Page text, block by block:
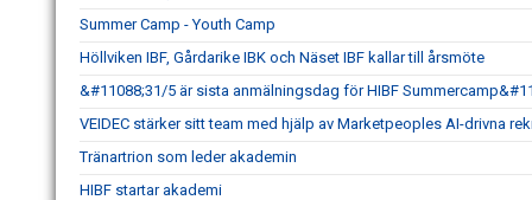
Summer Camp - Youth Camp
Höllviken IBF, Gårdarike IBK och Näset IBF kallar till årsmöte
&#11088;31/5 är sista anmälningsdag för HIBF
VEIDEC stärker sitt team med hjälp av Marketpeoples AI-drivna
Tränartrion som leder akademin
HIBF startar akademi